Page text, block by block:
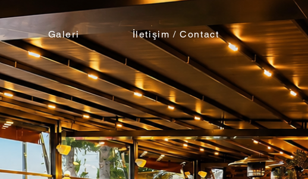
Galeri İletişim / Contact